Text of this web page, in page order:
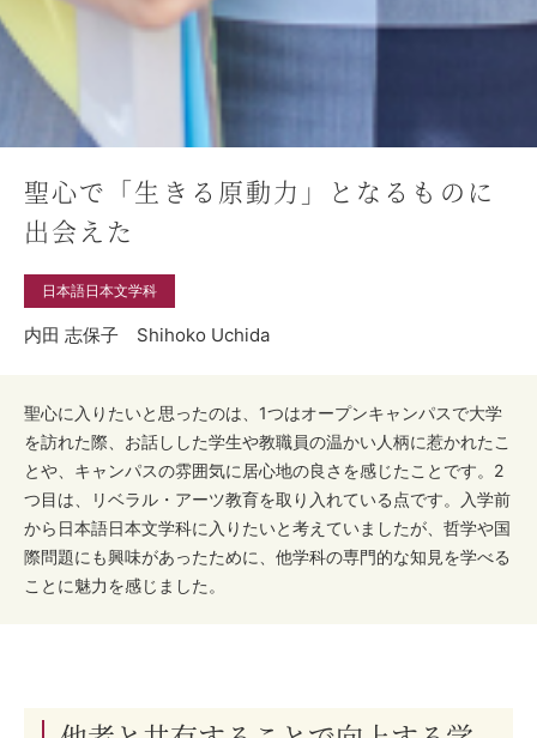
聖心で「生きる原動力」となるものに
出会えた
日本語日本文学科
内田 志保子 Shihoko Uchida
聖心に入りたいと思ったのは、1つはオープンキャンパスで大学
を訪れた際、お話しした学生や教職員の温かい人柄に惹かれたこ
とや、キャンパスの雰囲気に居心地の良さを感じたことです。2
つ目は、リベラル・アーツ教育を取り入れている点です。入学前
から日本語日本文学科に入りたいと考えていましたが、哲学や国
際問題にも興味があったために、他学科の専門的な知見を学べる
ことに魅力を感じました。